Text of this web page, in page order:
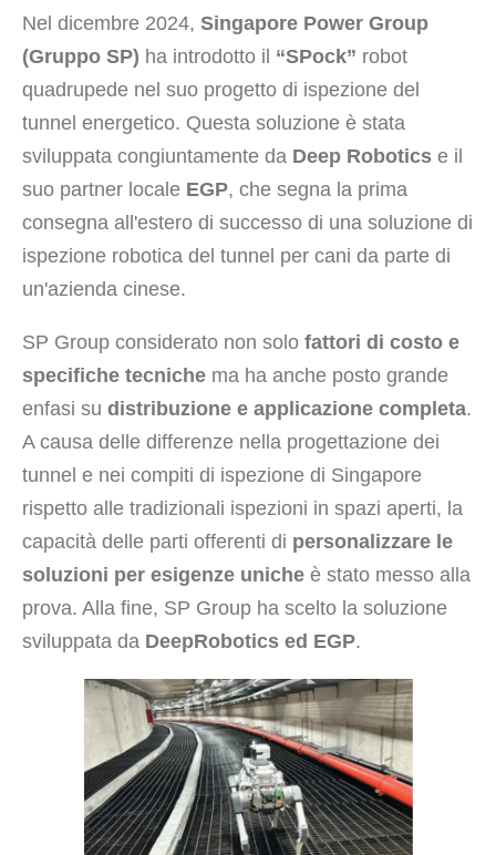
Nel dicembre 2024, Singapore Power Group
(Gruppo SP) ha introdotto il “SPock” robot
quadrupede nel suo progetto di ispezione del
tunnel energetico. Questa soluzione è stata
sviluppata congiuntamente da Deep Robotics e il
suo partner locale EGP, che segna la prima
consegna all'estero di successo di una soluzione di
ispezione robotica del tunnel per cani da parte di
un'azienda cinese.
SP Group considerato non solo fattori di costo e
specifiche tecniche ma ha anche posto grande
enfasi su distribuzione e applicazione completa.
A causa delle differenze nella progettazione dei
tunnel e nei compiti di ispezione di Singapore
rispetto alle tradizionali ispezioni in spazi aperti, la
capacità delle parti offerenti di personalizzare le
soluzioni per esigenze uniche è stato messo alla
prova. Alla fine, SP Group ha scelto la soluzione
sviluppata da DeepRobotics ed EGP.